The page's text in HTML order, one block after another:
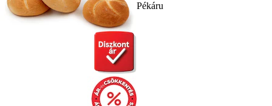
Pékáru